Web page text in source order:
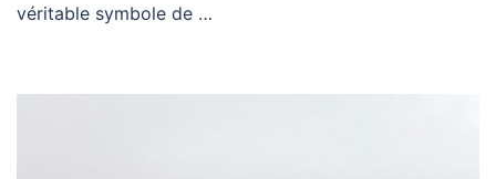
véritable symbole de …